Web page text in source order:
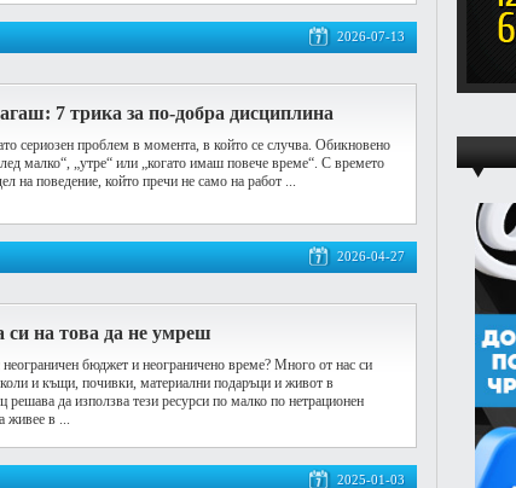
2026-07-13
7 трика за по-добра дисциплина
сериозен проблем в момента, в който се случва. Обикновено
малко“, „утре“ или „когато имаш повече време“. С времето
на поведение, който пречи не само на работ ...
2026-04-27
на това да не умреш
бюджет и неограничено време? Много от нас си
и къщи, почивки, материални подаръци и живот в
да използва тези ресурси по малко по нетрационен
живее в ...
2025-01-03